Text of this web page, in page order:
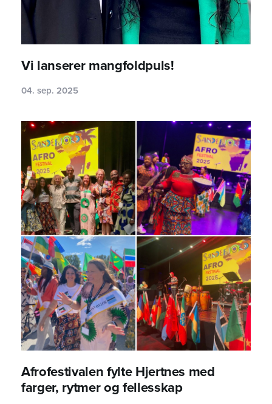
Vi lanserer mangfoldpuls!
04. sep. 2025
Afrofestivalen fylte Hjertnes med
farger, rytmer og fellesskap